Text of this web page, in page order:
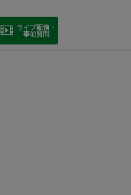
ライブ配信・
事前質問